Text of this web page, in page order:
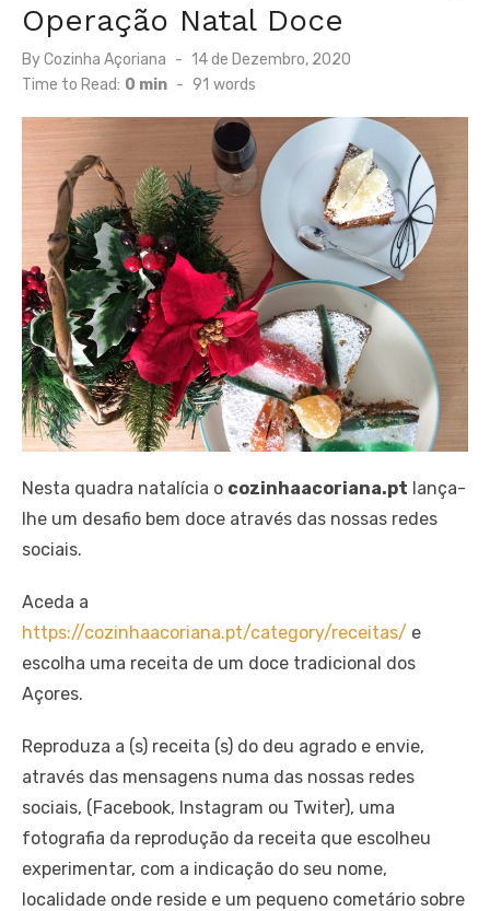
Operação Natal Doce
ByCozinha Açoriana
Posted
on
14 de Dezembro, 2020
Time to Read: 0 min - 91 words
Nesta quadra natalícia o cozinhaacoriana.pt lança-
lhe um desafio bem doce através das nossas redes
sociais.
Aceda a
https://cozinhaacoriana.pt/category/receitas/ e
escolha uma receita de um doce tradicional dos
Açores.
Reproduza a (s) receita (s) do deu agrado e envie,
através das mensagens numa das nossas redes
sociais, (Facebook, Instagram ou Twiter), uma
fotografia da reprodução da receita que escolheu
experimentar, com a indicação do seu nome,
localidade onde reside e um pequeno cometário sobre